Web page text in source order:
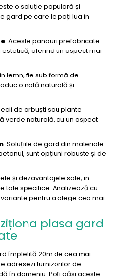
o soluție populară și
gard pe care le poți lua în
: Aceste panouri prefabricate
oferind un aspect mai
lemn, fie sub formă de
o notă naturală și
de arbuști sau plante
verde naturală, cu un aspect
: Soluțiile de gard din materiale
sunt opțiuni robuste și de
și dezavantajele sale, în
tale specifice. Analizează cu
pentru a alege cea mai
plasa gard
împletită 20m de cea mai
adresezi furnizorilor de
în domeniu. Poți găsi aceste